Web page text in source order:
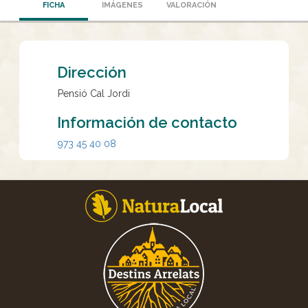
FICHA IMÁGENES VALORACIÓN
Dirección
Pensió Cal Jordi
Información de contacto
973 45 40 08